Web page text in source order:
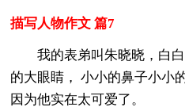
描写人物作文 篇7
我的表弟叫朱晓晓，白白
的大眼睛， 小小的鼻子小小
因为他实在太可爱了。